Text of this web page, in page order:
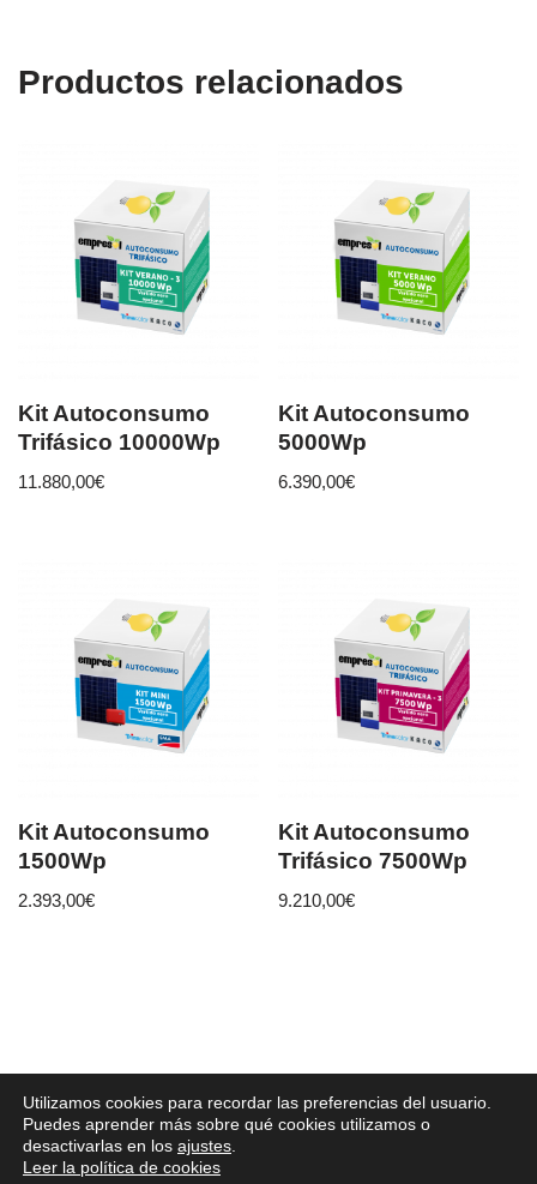
Productos relacionados
Kit Autoconsumo
Trifásico 10000Wp
11.880,00€
Kit Autoconsumo
5000Wp
6.390,00€
Kit Autoconsumo
1500Wp
2.393,00€
Kit Autoconsumo
Trifásico 7500Wp
9.210,00€
EMPRESOL © Copyright 2022 – 653 88 09 50 –
info@empresol.com
Utilizamos cookies para recordar las preferencias del usuario.
Puedes aprender más sobre qué cookies utilizamos o
desactivarlas en los ajustes
Leer la política de cookies